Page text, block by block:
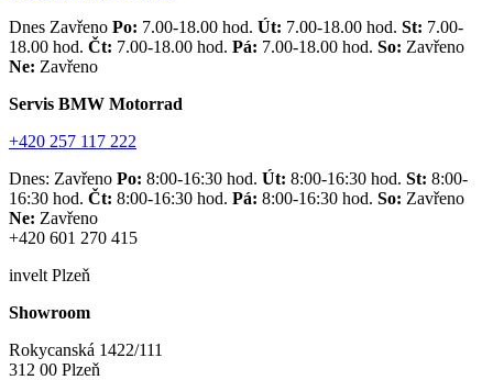
Dnes Zavřeno Po: 7.00-18.00 hod. Út: 7.00-18.00 hod. St: 7.00-
18.00 hod. Čt: 7.00-18.00 hod. Pá: 7.00-18.00 hod. So: Zavřeno
Ne: Zavřeno
Servis BMW Motorrad
+420 257 117 222
Dnes: Zavřeno Po: 8:00-16:30 hod. Út: 8:00-16:30 hod. St: 8:00-
16:30 hod. Čt: 8:00-16:30 hod. Pá: 8:00-16:30 hod. So: Zavřeno
Ne: Zavřeno
+420 601 270 415
invelt Plzeň
Showroom
Rokycanská 1422/111
312 00 Plzeň